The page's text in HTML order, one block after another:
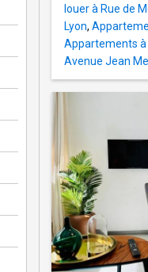
louer à Rue de
Lyon,
Appartements à
Avenue Jean